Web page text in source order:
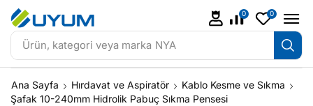
Ürün, kategori veya marka NYA
0 0
Ana Sayfa Hırdavat ve Aspiratör
Kablo Kesme ve Sıkma
Şafak 10-240mm Hidrolik Pabuç Sıkma Pensesi